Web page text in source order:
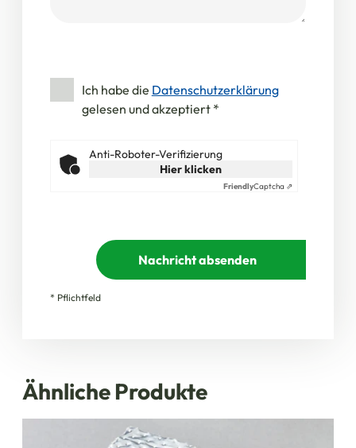
Ich habe die Datenschutzerklärung
gelesen und akzeptiert *
Anti-Roboter-Verifizierung
Hier klicken
FriendlyCaptcha ⇗
Nachricht absenden
* Pflichtfeld
Ähnliche Produkte